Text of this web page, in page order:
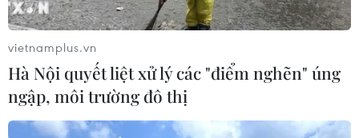
nước nơi nhóm học sinh gặp nạn là hồ thủy lợi phục vụ
sản xuất nông nghiệp, nước sâu hơn 4m.
vietnamplus.vn
Hà Nội quyết liệt xử lý các "điểm nghẽn" úng
ngập, môi trường đô thị